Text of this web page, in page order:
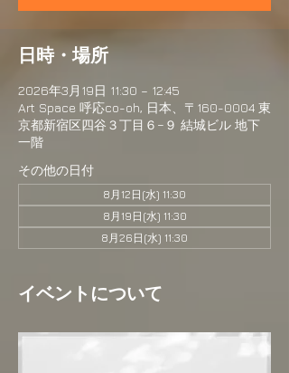
日時・場所
2026年3月19日 11:30 – 12:45
Art Space 呼応co-oh, 日本、〒160-0004 東
京都新宿区四谷３丁目６−９ 結城ビル 地下
一階
その他の日付
8月12日(水) 11:30
8月19日(水) 11:30
8月26日(水) 11:30
イベントについて